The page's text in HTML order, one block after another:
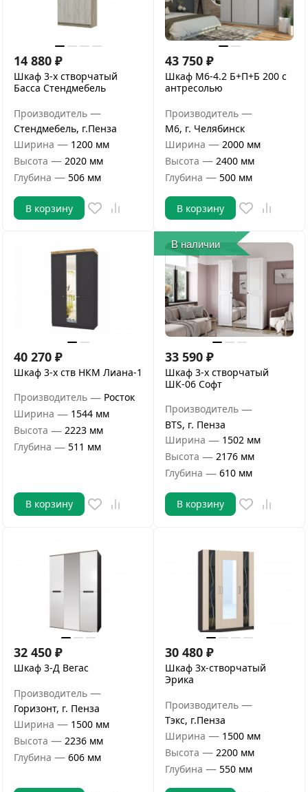
14 880 ₽
Шкаф 3-х створчатый
Басса Стендмебель
Производитель —
Стендмебель, г.Пенза
Ширина — 1200 мм
Высота — 2020 мм
Глубина — 506 мм
В корзину
43 750 ₽
Шкаф М6-4.2 Б+П+Б 200 с
антресолью
Производитель —
М6, г. Челябинск
Ширина — 2000 мм
Высота — 2400 мм
Глубина — 500 мм
В корзину
40 270 ₽
Шкаф 3-х ств НКМ Лиана-1
Производитель — Росток
Ширина — 1544 мм
Высота — 2223 мм
Глубина — 511 мм
В корзину
В наличии
33 590 ₽
Шкаф 3-х створчатый
ШК-06 Софт
Производитель —
BTS, г. Пенза
Ширина — 1502 мм
Высота — 2176 мм
Глубина — 610 мм
В корзину
32 450 ₽
Шкаф 3-Д Вегас
Производитель —
Горизонт, г. Пенза
Ширина — 1500 мм
Высота — 2236 мм
Глубина — 606 мм
30 480 ₽
Шкаф 3х-створчатый
Эрика
Производитель —
Тэкс, г.Пенза
Ширина — 1500 мм
Высота — 2200 мм
Глубина — 550 мм